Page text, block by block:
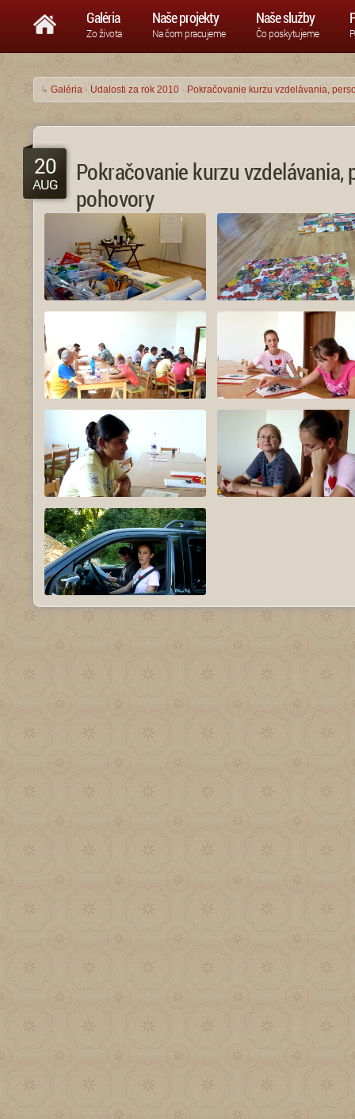
Galéria
Zo života
Naše projekty
Na čom pracujeme
Naše služby
Čo poskytujeme
↳ Galéria · Udalosti za rok 2010 · Pokračovanie kurzu vzdelávania,
20
AUG
Pokračovanie kurzu vzdelávania,
pohovory